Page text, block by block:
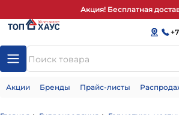
Акция! Бесплатная
Акции Бренды Прайс-листы